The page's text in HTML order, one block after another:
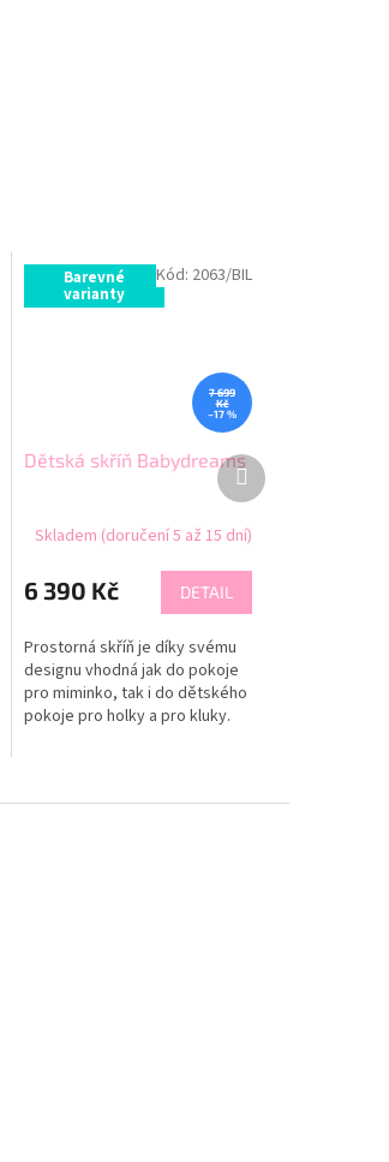
Barevné
varianty
7 699
Kč
–17 %
Dětská skříň Babydreams
Skladem (doručení 5 až 15 dní)
6 390 Kč DETAIL
Prostorná skříň je díky svému
designu vhodná jak do pokoje
pro miminko, tak i do dětského
pokoje pro holky a pro kluky.
Kód: 2063/BIL
Další
produkt